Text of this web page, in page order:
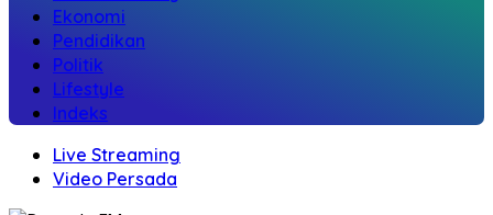
Ekonomi
Pendidikan
Politik
Lifestyle
Indeks
Live Streaming
Video Persada